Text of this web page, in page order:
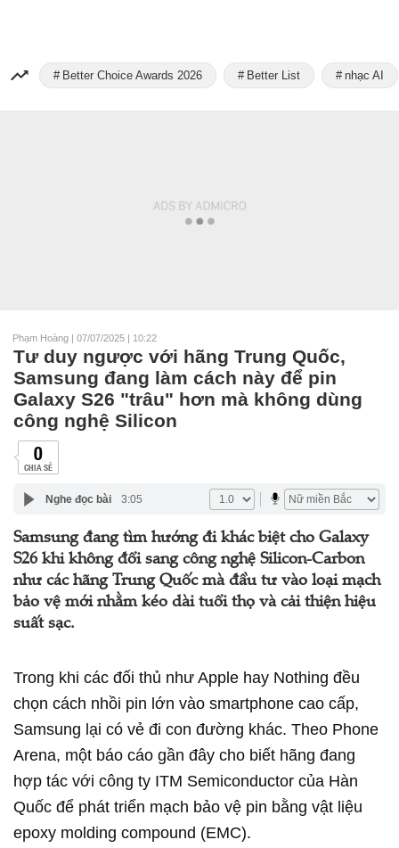
Better Choice Awards 2026 Better List nhạc AI
Phạm Hoàng | 07/07/2025 | 10:22
Tư duy ngược với hãng Trung Quốc,
Samsung đang làm cách này để pin
Galaxy S26 "trâu" hơn mà không dùng
công nghệ Silicon
0
CHIA SẺ
Nghe đọc bài 3:05
Samsung đang tìm hướng đi khác biệt cho Galaxy
S26 khi không đổi sang công nghệ Silicon-Carbon
như các hãng Trung Quốc mà đầu tư vào loại mạch
bảo vệ mới nhằm kéo dài tuổi thọ và cải thiện hiệu
suất sạc.
Trong khi các đối thủ như Apple hay Nothing đều
chọn cách nhồi pin lớn vào smartphone cao cấp,
Samsung lại có vẻ đi con đường khác. Theo Phone
Arena, một báo cáo gần đây cho biết hãng đang
hợp tác với công ty ITM Semiconductor của Hàn
Quốc để phát triển mạch bảo vệ pin bằng vật liệu
epoxy molding compound (EMC).